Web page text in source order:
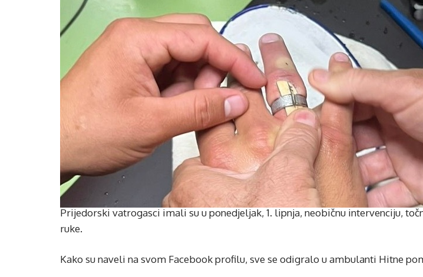
Prijedorski vatrogasci imali su u ponedjeljak, 1. lipnja, neobičnu intervenciju,
ruke.
Kako su naveli na svom Facebook profilu, sve se odigralo u ambulanti Hitne